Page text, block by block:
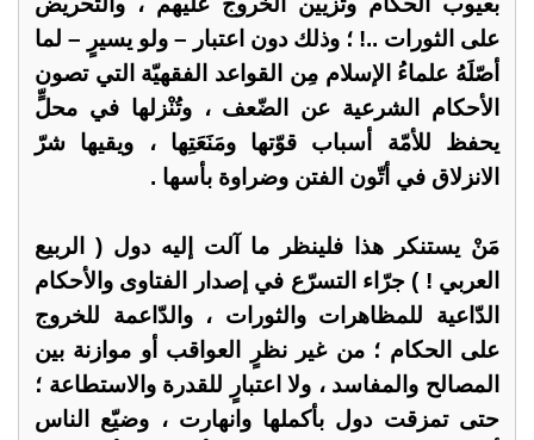
على الثورات ..! ؛ وذلك دون اعتبار – ولو يسيرٍ – لما
أصّلَهُ علماءُ الإسلام مِن القواعد الفقهيّة التي تصون
الأحكام الشرعية عن الضّعف ، وتُنْزلها في محلٍّ
يحفظ للأمّة أسباب قوّتها ومَنَعَتِها ، ويقيها شرّ
الانزلاق في أتّون الفتن وضراوة بأسها .
مَنْ يستنكر هذا فلينظر ما آلت إليه دول ( الربيع
العربي ! ) جرّاء التسرّع في إصدار الفتاوى والأحكام
الدّاعية للمظاهرات والثورات ، والدّاعمة للخروج
على الحكام ؛ من غير نظرٍ العواقب أو موازنة بين
المصالح والمفاسد ، ولا اعتبارٍ للقدرة والاستطاعة ؛
حتى تمزقت دول بأكملها وانهارت ، وضيّع الناس